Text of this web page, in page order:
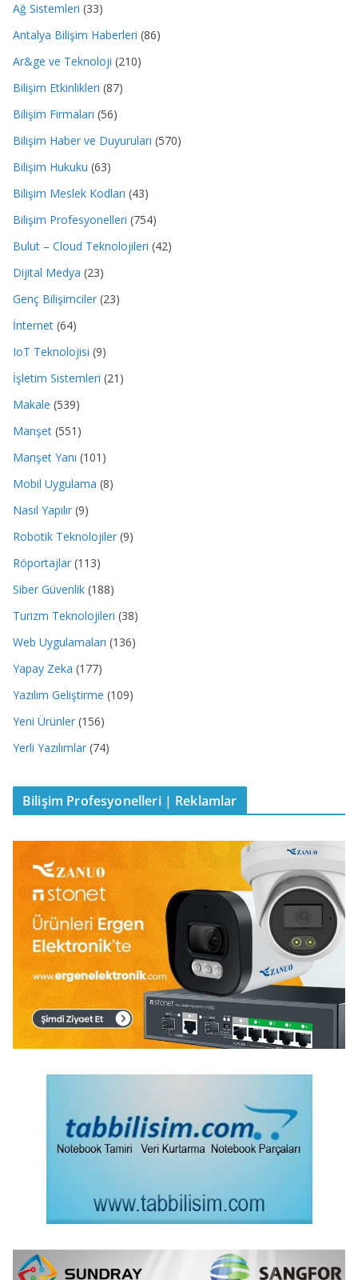
Ağ Sistemleri (33)
Antalya Bilişim Haberleri (86)
Ar&ge ve Teknoloji (210)
Bilişim Etkinlikleri (87)
Bilişim Firmaları (56)
Bilişim Haber ve Duyuruları (570)
Bilişim Hukuku (63)
Bilişim Meslek Kodları (43)
Bilişim Profesyonelleri (754)
Bulut – Cloud Teknolojileri (42)
Dijital Medya (23)
Genç Bilişimciler (23)
İnternet (64)
IoT Teknolojisi (9)
İşletim Sistemleri (21)
Makale (539)
Manşet (551)
Manşet Yanı (101)
Mobil Uygulama (8)
Nasıl Yapılır (9)
Robotik Teknolojiler (9)
Röportajlar (113)
Siber Güvenlik (188)
Turizm Teknolojileri (38)
Web Uygulamaları (136)
Yapay Zeka (177)
Yazılım Geliştirme (109)
Yeni Ürünler (156)
Yerli Yazılımlar (74)
Bilişim Profesyonelleri | Reklamlar